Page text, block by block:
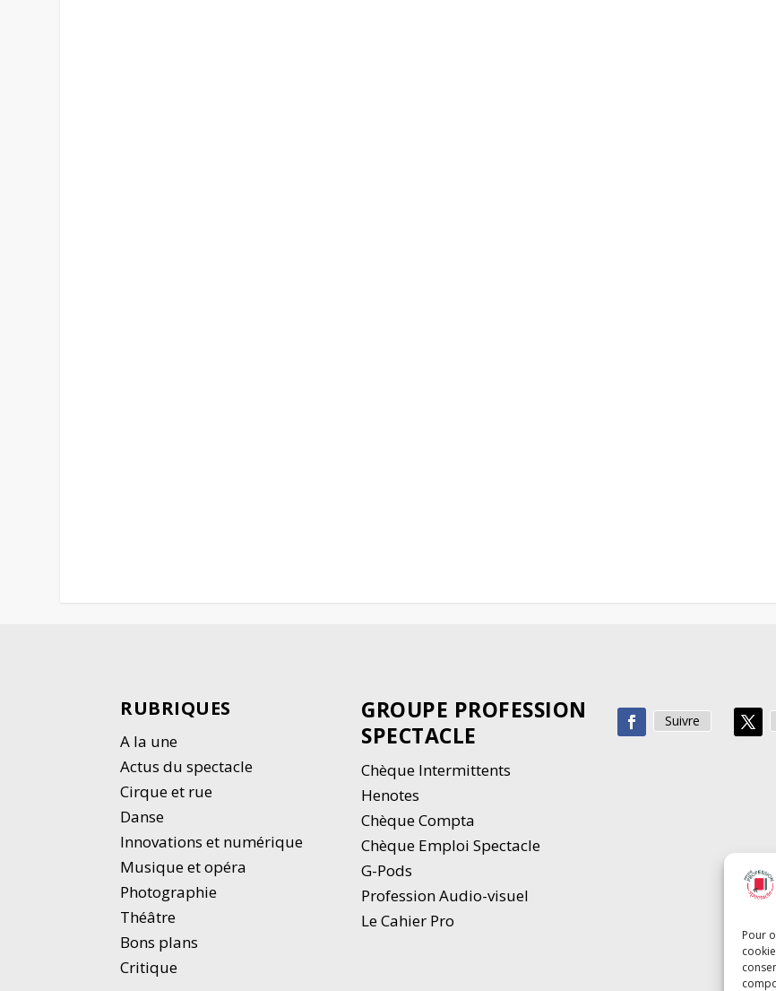
Pour
RUBRIQUES
A la une
Actus du spectacle
Cirque et rue
Danse
Innovations et numérique
Musique et opéra
Photographie
Théâtre
Bons plans
Critique
GROUPE PROFESSION
SPECTACLE
Chèque Intermittents
Henotes
Chèque Compta
Chèque Emploi Spectacle
G-Pods
Profession Audio-visuel
Le Cahier Pro
Suivre